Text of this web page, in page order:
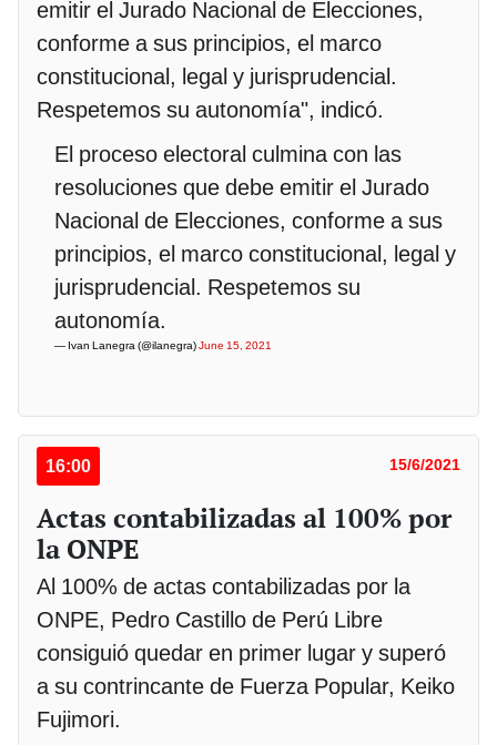
emitir el Jurado Nacional de Elecciones,
conforme a sus principios, el marco
constitucional, legal y jurisprudencial.
Respetemos su autonomía", indicó.
El proceso electoral culmina con las
resoluciones que debe emitir el Jurado
Nacional de Elecciones, conforme a sus
principios, el marco constitucional, legal y
jurisprudencial. Respetemos su
autonomía.
— Ivan Lanegra (@ilanegra)June 15, 2021
16:00 15/6/2021
Actas contabilizadas al 100% por
la ONPE
Al 100% de actas contabilizadas por la
ONPE, Pedro Castillo de Perú Libre
consiguió quedar en primer lugar y superó
a su contrincante de Fuerza Popular, Keiko
Fujimori.